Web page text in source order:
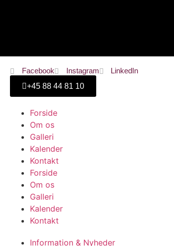
Facebook Instagram
LinkedIn
+45 ‭88 44 81 10
Forside
Om os
Galleri
Kalender
Kontakt
Forside
Om os
Galleri
Kalender
Kontakt
Information & Nyheder